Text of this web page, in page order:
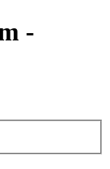
-